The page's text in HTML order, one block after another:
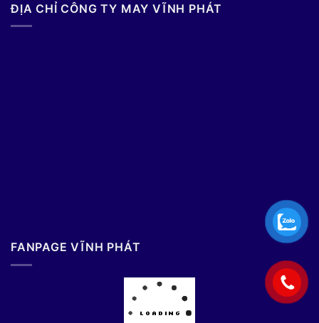
ĐỊA CHỈ CÔNG TY MAY VĨNH PHÁT
FANPAGE VĨNH PHÁT